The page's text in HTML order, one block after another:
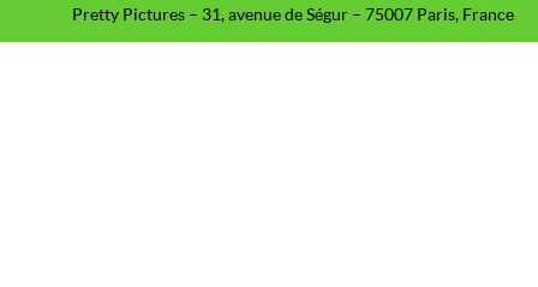
Pretty Pictures – 31, avenue de Ségur – 75007 Paris, France